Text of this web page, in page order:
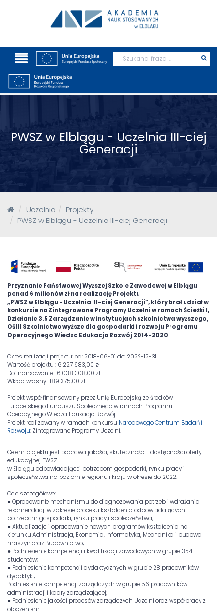
Wyszukaj
PWSZ w Elblągu - Uczelnia III-ciej
Generacji
Uczelnia
Projekty
PWSZ w Elblągu - Uczelnia III-ciej Generacji
Przyznanie Państwowej Wyższej Szkole Zawodowej w Elblągu
ponad 6 milionów zł na realizację Projektu
„PWSZ w Elblągu - Uczelnia III-ciej Generacji”, który brał udział w
konkursie na Zintegrowane Programy Uczelni w ramach Ścieżki I,
Działanie 3.5 Zarządzanie w instytucjach szkolnictwa wyższego,
Oś III Szkolnictwo wyższe dla gospodarki i rozwoju Programu
Operacyjnego Wiedza Edukacja Rozwój 2014-2020
Okres realizacji projektu: od: 2018-06-01 do: 2022-12-31
Wartość projektu : 6 227 683,00 zł
Dofinansowanie : 6 038 308,00 zł
Wkład własny : 189 375,00 zł
Projekt współfinansowany przez Unię Europejską ze środków
Europejskiego Funduszu Społecznego w ramach Programu
Operacyjnego Wiedza Edukacja Rozwój.
Projekt realizowany w ramach konkursu Narodowego Centrum Badań i
Rozwoju: Zintegrowane Programy Uczelni.
Celem projektu jest poprawa jakości, skuteczności i dostępności oferty
edukacyjnej PWSZ
w Elblągu odpowiadającej potrzebom gospodarki, rynku pracy i
społeczeństwa na poziomie regionu i kraju w okresie do 2022.
Cele szczegółowe:
● Opracowanie mechanizmu do diagnozowania potrzeb i wdrażania
rekomendacji w zakresie procesu kształcenia odpowiadających
potrzebom gospodarki, rynku pracy i społeczeństwa;
● Aktualizacja i opracowanie nowych programów kształcenia na
kierunku Administracja, Ekonomia, Informatyka, Mechanika i budowa
maszyn oraz Budownictwo;
● Podniesienie kompetencji i kwalifikacji zawodowych w grupie 354
studentów;
● Podniesienie kompetencji dydaktycznych w grupie 28 pracowników
dydaktyki;
Podniesienie kompetencji zarządczych w grupie 56 pracowników
administracji i kadry zarządzającej;
● Podniesienie jakości procesów zarządczych Uczelni oraz współpracy z
otoczeniem.